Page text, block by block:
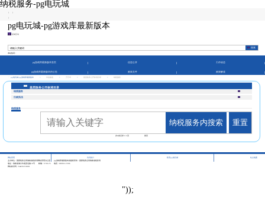
纳税服务-pg电玩城
| |
|
pg电玩城-pg游戏库最新版本
征纳互动
本站热词：
pg游戏库最新版本首页 信息公开 工作动态
pg游戏库最新版本的公告 政策文件 政策解读
pg电玩城-pg游戏库最新版本 市县频道 万宁市
基层政务公开标准目录
纳税服务
行政执法
纳税服务
纳税服务内搜索 重置
共0条记录 1/1 页 第页
网站管理 访问统计 联系pg电玩城
站点地图
主办单位：国家税务总局海南省税务局网站管理办公室
pg游戏库最新版本的版权所有：国家税务总局海南省税务局
地址：海南省海口市龙昆北路10号
邮编：570125
电话：0898-12366
网站标识码：bm29210001
"));